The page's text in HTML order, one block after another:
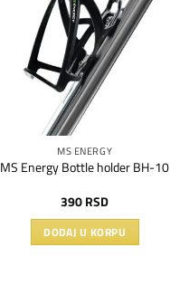
listu
MS ENERGY
MS Energy Bottle holder BH-10
390RSD
DODAJ U KORPU